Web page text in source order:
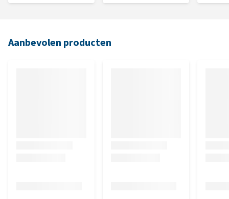
Aanbevolen producten